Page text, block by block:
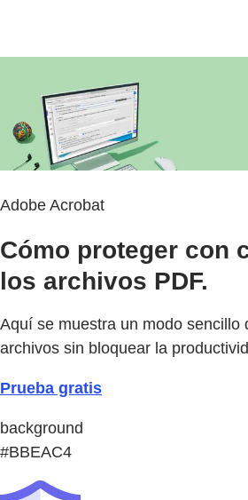
Adobe Acrobat
Cómo proteger con
los archivos PDF.
Aquí se muestra un modo sencillo
archivos sin bloquear la
Prueba gratis
background
#BBEAC4